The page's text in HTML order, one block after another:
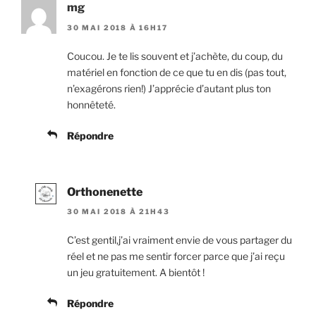
mg
30 MAI 2018 À 16H17
Coucou. Je te lis souvent et j’achète, du coup, du
matériel en fonction de ce que tu en dis (pas tout,
n’exagérons rien!) J’apprécie d’autant plus ton
honnêteté.
Répondre
Orthonenette
30 MAI 2018 À 21H43
C’est gentil,j’ai vraiment envie de vous partager du
réel et ne pas me sentir forcer parce que j’ai reçu
un jeu gratuitement. A bientôt !
Répondre